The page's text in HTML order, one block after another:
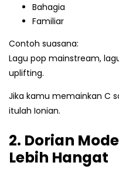
Bahagia
Familiar
Contoh suasana:
Lagu pop mainstream,
uplifting.
Jika kamu memainkan C
itulah Ionian.
2. Dorian
Lebih Hangat